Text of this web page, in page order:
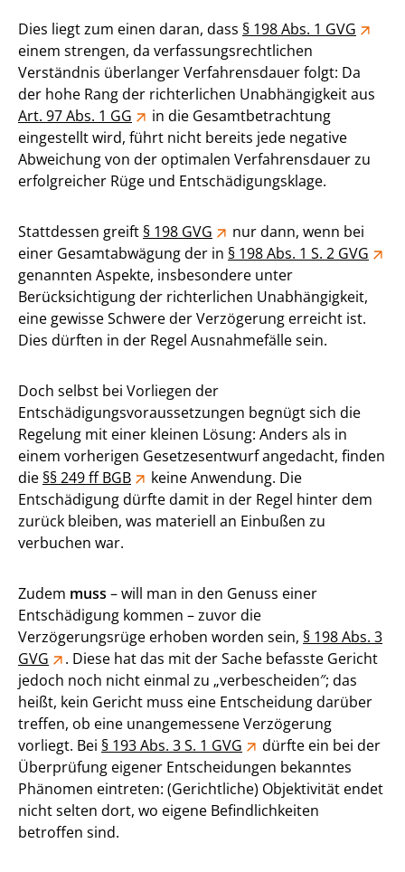
Dies liegt zum einen daran, dass § 198 Abs. 1 GVG
einem strengen, da verfassungsrechtlichen
Verständnis überlanger Verfahrensdauer folgt: Da
der hohe Rang der richterlichen Unabhängigkeit aus
Art. 97 Abs. 1 GG
in die Gesamtbetrachtung
eingestellt wird, führt nicht bereits jede negative
Abweichung von der optimalen Verfahrensdauer zu
erfolgreicher Rüge und Entschädigungsklage.
Stattdessen greift § 198 GVG
nur dann, wenn bei
einer Gesamtabwägung der in § 198 Abs. 1 S. 2 GVG
genannten Aspekte, insbesondere unter
Berücksichtigung der richterlichen Unabhängigkeit,
eine gewisse Schwere der Verzögerung erreicht ist.
Dies dürften in der Regel Ausnahmefälle sein.
Doch selbst bei Vorliegen der
Entschädigungsvoraussetzungen begnügt sich die
Regelung mit einer kleinen Lösung: Anders als in
einem vorherigen Gesetzesentwurf angedacht, finden
die §§ 249 ff BGB
keine Anwendung. Die
Entschädigung dürfte damit in der Regel hinter dem
zurück bleiben, was materiell an Einbußen zu
verbuchen war.
Zudem muss – will man in den Genuss einer
Entschädigung kommen – zuvor die
Verzögerungsrüge erhoben worden sein, § 198 Abs. 3
GVG
. Diese hat das mit der Sache befasste Gericht
jedoch noch nicht einmal zu „verbescheiden″; das
heißt, kein Gericht muss eine Entscheidung darüber
treffen, ob eine unangemessene Verzögerung
vorliegt. Bei § 193 Abs. 3 S. 1 GVG
dürfte ein bei der
Überprüfung eigener Entscheidungen bekanntes
Phänomen eintreten: (Gerichtliche) Objektivität endet
nicht selten dort, wo eigene Befindlichkeiten
betroffen sind.